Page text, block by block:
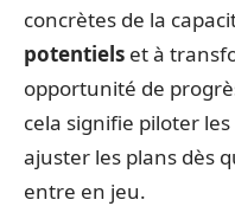
concrètes de la
potentiels et à
opportunité de
cela signifie piloter
ajuster les plans dès
entre en jeu.